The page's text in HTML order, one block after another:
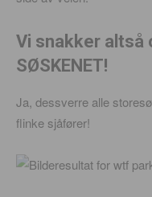
Vi snakker altså
SØSKENET!
Ja, dessverre alle
flinke sjåfører!